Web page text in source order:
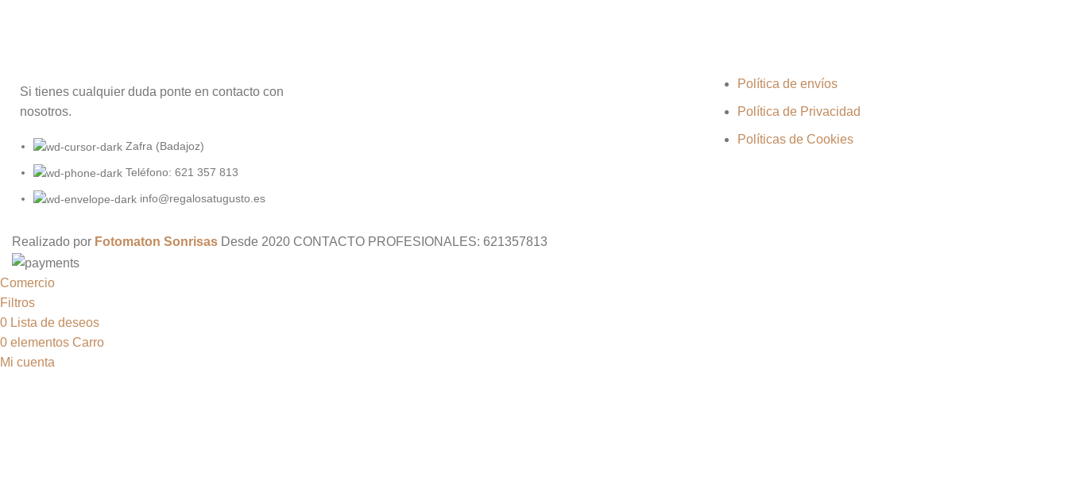
Si tienes cualquier duda ponte en contacto con
nosotros.
Zafra (Badajoz)
Teléfono: 621 357 813
info@regalosatugusto.es
Política de envíos
Política de Privacidad
Políticas de Cookies
Realizado por Fotomaton Sonrisas Desde 2020 CONTACTO PROFESIONALES: 621357813
Comercio
Filtros
0 Lista de deseos
0 elementos Carro
Mi cuenta